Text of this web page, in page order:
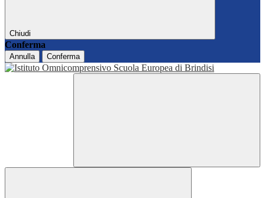
Chiudi
Conferma
Annulla Conferma